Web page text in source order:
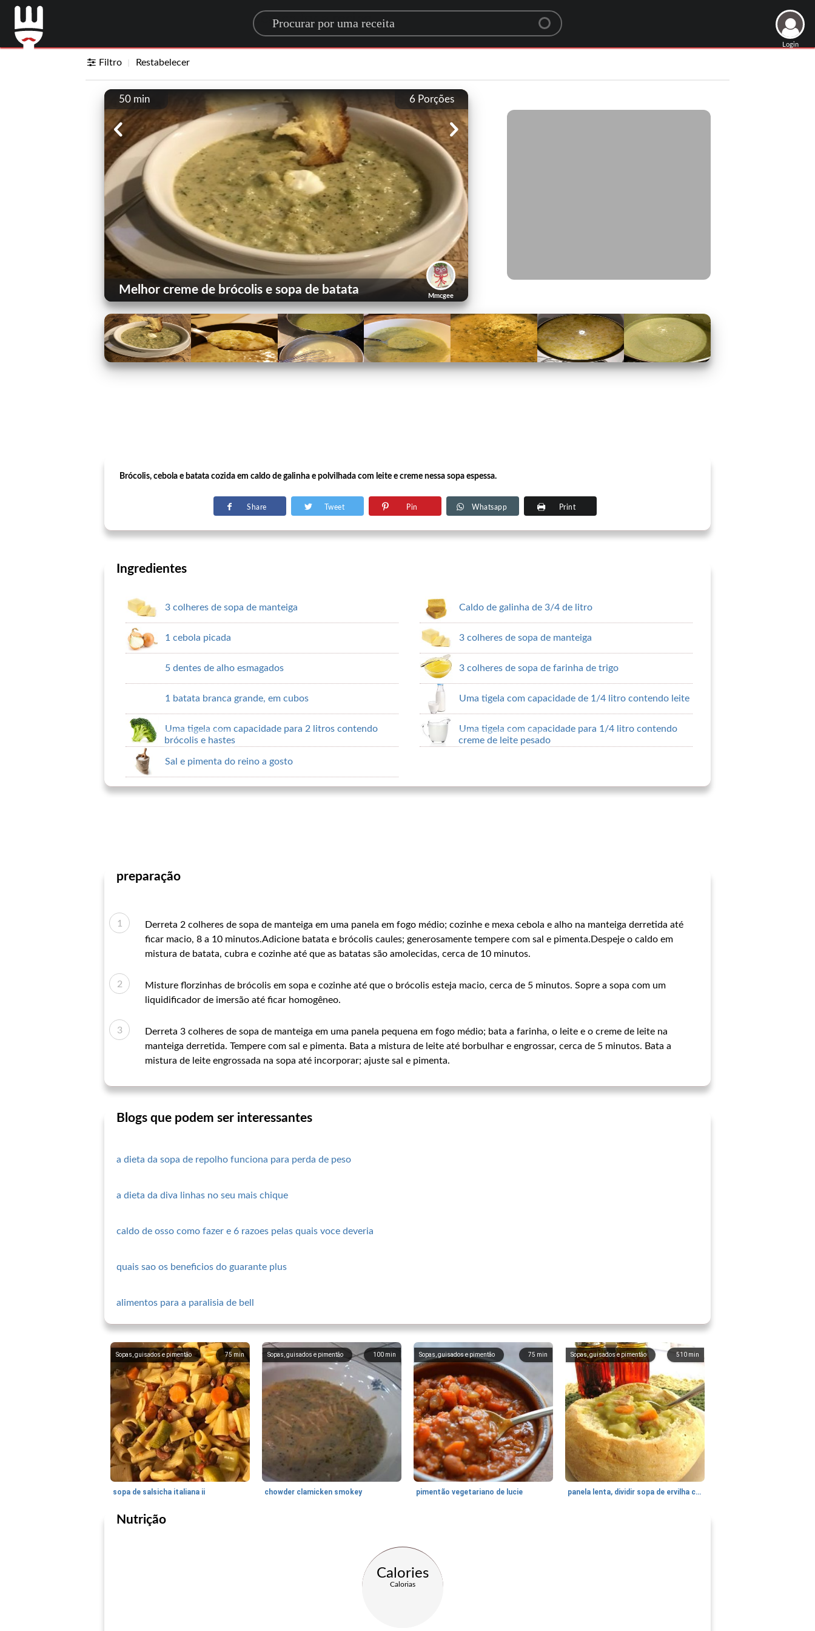
Search for a recipe
Login
Filtro Restabelecer
6 Porções
50 min
Mmcgee
Melhor creme de brócolis e sopa de batata
Brócolis, cebola e batata cozida em caldo de galinha e polvilhada com leite e creme nessa sopa espessa.
Share Tweet Pin Whatsapp Print
Ingredientes
3 colheres de sopa de manteiga
1 cebola picada
5 dentes de alho esmagados
1 batata branca grande, em cubos
Uma tigela com capacidade para 2 litros contendo
brócolis e hastes
Sal e pimenta do reino a gosto
Caldo de galinha de 3/4 de litro
3 colheres de sopa de manteiga
3 colheres de sopa de farinha de trigo
Uma tigela com capacidade de 1/4 litro contendo leite
Uma tigela com capacidade para 1/4 litro contendo
creme de leite pesado
preparação
Derreta 2 colheres de sopa de manteiga em uma panela em fogo médio; cozinhe e mexa cebola e alho na manteiga derretida até
ficar macio, 8 a 10 minutos.Adicione batata e brócolis caules; generosamente tempere com sal e pimenta.Despeje o caldo em
mistura de batata, cubra e cozinhe até que as batatas são amolecidas, cerca de 10 minutos.
Misture florzinhas de brócolis em sopa e cozinhe até que o brócolis esteja macio, cerca de 5 minutos. Sopre a sopa com um
liquidificador de imersão até ficar homogêneo.
Derreta 3 colheres de sopa de manteiga em uma panela pequena em fogo médio; bata a farinha, o leite e o creme de leite na
manteiga derretida. Tempere com sal e pimenta. Bata a mistura de leite até borbulhar e engrossar, cerca de 5 minutos. Bata a
mistura de leite engrossada na sopa até incorporar; ajuste sal e pimenta.
Blogs que podem ser interessantes
a dieta da sopa de repolho funciona para perda de peso
a dieta da diva linhas no seu mais chique
caldo de osso como fazer e 6 razoes pelas quais voce deveria
quais sao os beneficios do guarante plus
alimentos para a paralisia de bell
75 min
Sopas, guisados ​​e pimentão
sopa de salsicha italiana ii
100 min
Sopas, guisados ​​e pimentão
chowder clamicken smokey
75 min
Sopas, guisados ​​e pimentão
pimentão vegetariano de lucie
510 min
Sopas, guisados ​​e pimentão
panela lenta, dividir sopa de ervilha com bacon e hash brown
Nutrição
Calories
Calorias